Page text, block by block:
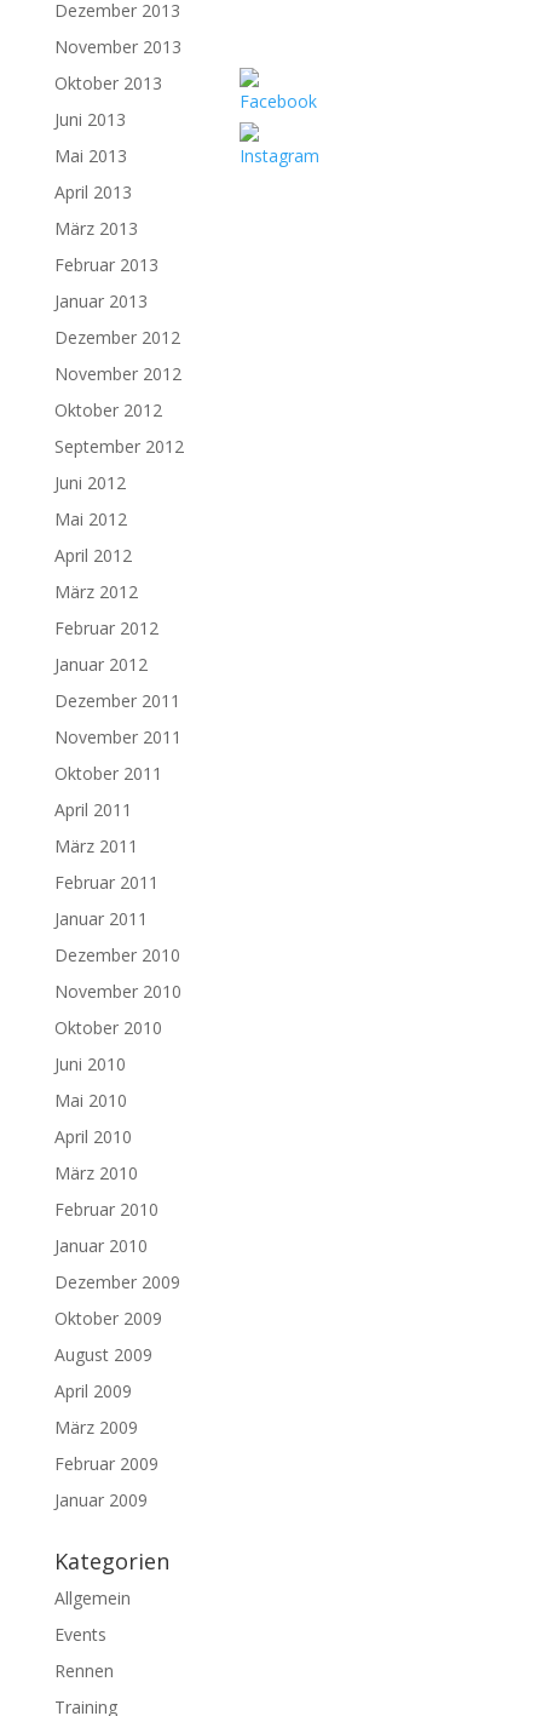
Dezember 2013
November 2013
Oktober 2013
Juni 2013
Mai 2013
April 2013
März 2013
Februar 2013
Januar 2013
Dezember 2012
November 2012
Oktober 2012
September 2012
Juni 2012
Mai 2012
April 2012
März 2012
Februar 2012
Januar 2012
Dezember 2011
November 2011
Oktober 2011
April 2011
März 2011
Februar 2011
Januar 2011
Dezember 2010
November 2010
Oktober 2010
Juni 2010
Mai 2010
April 2010
März 2010
Februar 2010
Januar 2010
Dezember 2009
Oktober 2009
August 2009
April 2009
März 2009
Februar 2009
Januar 2009
Kategorien
Allgemein
Events
Rennen
Training